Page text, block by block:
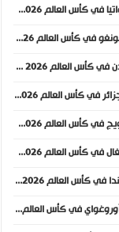
موعد مباراة إنجلترا وكرواتيا في كأس العالم 2026 والقنوات الناقلة
موعد مباراة البرتغال والكونغو في كأس العالم 2026 والقنوات الناقلة
موعد مباراة النمسا والأردن في كأس العالم 2026 والقنوات الناقلة
موعد مباراة الأرجنتين والجزائر في كأس العالم 2026 والقنوات الناقلة
موعد مباراة العراق والنرويج في كأس العالم 2026 والقنوات الناقلة
موعد مباراة فرنسا والسنغال في كأس العالم 2026 والقنوات الناقلة
موعد مباراة إيران ونيوزيلندا في كأس العالم 2026 والقنوات الناقلة
موعد مباراة السعودية وأوروغواي في كأس العالم 2026 والقنوات الناقلة